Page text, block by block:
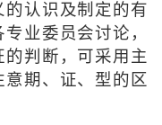
认识及制定的有
业委员会讨论，
判断，可采用主
期、证、型的区